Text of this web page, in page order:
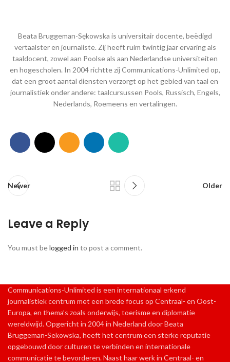
Beata Bruggeman-Sękowska is universitair docente, beëdigd
vertaalster en journaliste. Zij heeft ruim twintig jaar ervaring als
taaldocent, zowel aan Poolse als aan Nederlandse universiteiten
en hogescholen. In 2004 richtte zij Communications-Unlimited op,
dat een groot aantal diensten verzorgt op het gebied van taal en
journalistiek onder andere: taalcursussen Pools, Russisch, Engels,
Nederlands, Roemeens en vertalingen.
Newer Older
Leave a Reply
You must belogged in to post a comment.
Communications-Unlimited is een internationaal erkend
journalistiek centrum met een brede focus op Centraal- en Oost-
Europa, en thema’s zoals onderwijs, toerisme en diplomatie
wereldwijd. Opgericht in 2004 in Nederland door Beata
Bruggeman-Sekowska, heeft het centrum een sterke reputatie
opgebouwd door culturen te verbinden en internationale
communicatie te bevorderen. Naast haar werk in Centraal- en